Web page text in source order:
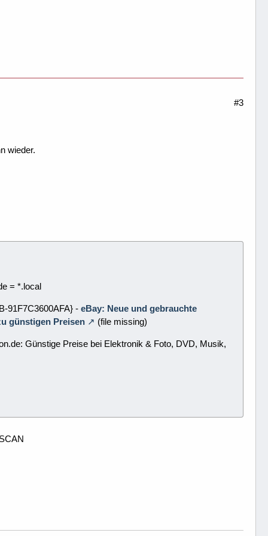
#3
wieder.
= *.local
91F7C3600AFA} - eBay: Neue und gebrauchte
günstigen Preisen
(file missing)
Günstige Preise bei Elektronik & Foto, DVD, Musik,